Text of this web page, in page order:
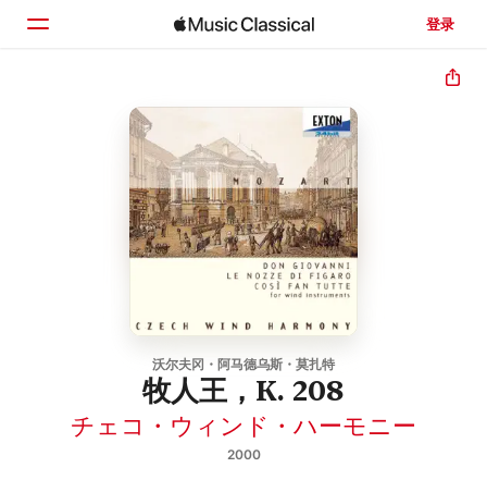
登录
沃尔夫冈・阿马德乌斯・莫扎特
牧人王，K. 208
チェコ・ウィンド・ハーモニー
2000